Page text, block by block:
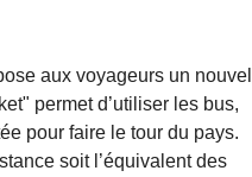
aux voyageurs un nouvel
permet d’utiliser les bus,
pour faire le tour du pays.
soit l’équivalent des